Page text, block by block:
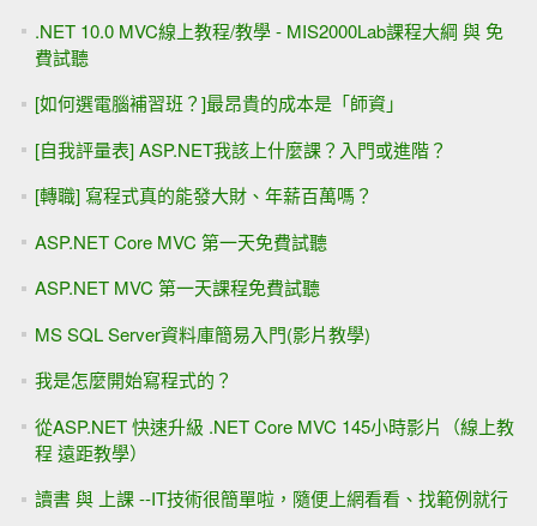
.NET 10.0 MVC線上教程/教學 - MIS2000Lab課程大綱 與 免
費試聽
[如何選電腦補習班？]最昂貴的成本是「師資」
[自我評量表] ASP.NET我該上什麼課？入門或進階？
[轉職] 寫程式真的能發大財、年薪百萬嗎？
ASP.NET Core MVC 第一天免費試聽
ASP.NET MVC 第一天課程免費試聽
MS SQL Server資料庫簡易入門(影片教學)
我是怎麼開始寫程式的？
從ASP.NET 快速升級 .NET Core MVC 145小時影片（線上教
程 遠距教學）
讀書 與 上課 --IT技術很簡單啦，隨便上網看看、找範例就行